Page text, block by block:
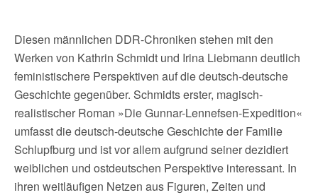
Diesen männlichen DDR-Chroniken stehen mit den
Werken von Kathrin Schmidt und Irina Liebmann deutlich
feministischere Perspektiven auf die deutsch-deutsche
Geschichte gegenüber. Schmidts erster, magisch-
realistischer Roman »Die Gunnar-Lennefsen-Expedition«
umfasst die deutsch-deutsche Geschichte der Familie
Schlupfburg und ist vor allem aufgrund seiner dezidiert
weiblichen und ostdeutschen Perspektive interessant. In
ihren weitläufigen Netzen aus Figuren, Zeiten und